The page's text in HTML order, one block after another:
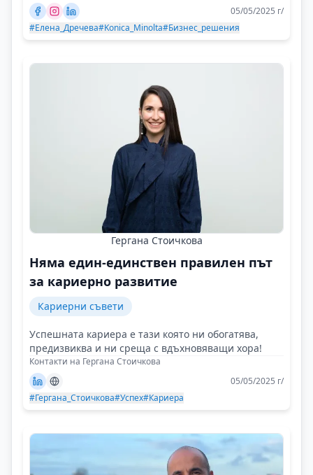
05/05/2025 г/
#Елена_Дречева#Konica_Minolta#Бизнес_решения
Гергана Стоичкова
Няма един-единствен правилен път
за кариерно развитие
Кариерни съвети
Успешната кариера е тази която ни обогатява,
предизвиква и ни среща с вдъхновяващи хора!
Контакти на Гергана Стоичкова
05/05/2025 г/
#Гергана_Стоичкова#Успех#Кариера